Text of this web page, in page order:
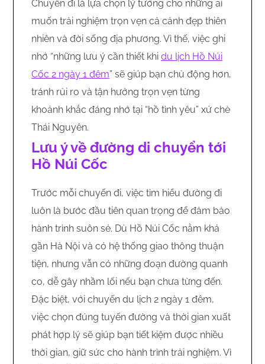
Chuyến đi là lựa chọn lý tưởng cho những ai
muốn trải nghiệm trọn vẹn cả cảnh đẹp thiên
nhiên và đời sống địa phương. Vì thế, việc ghi
nhớ “những lưu ý cần thiết khi du lịch Hồ Núi
Cốc 2 ngày 1 đêm” sẽ giúp bạn chủ động hơn,
tránh rủi ro và tận hưởng trọn vẹn từng
khoảnh khắc đáng nhớ tại “hồ tình yêu” xứ chè
Thái Nguyên.
Lưu ý về đường di chuyển tới
Hồ Núi Cốc
Trước mỗi chuyến đi, việc tìm hiểu đường đi
luôn là bước đầu tiên quan trọng để đảm bảo
hành trình suôn sẻ. Dù Hồ Núi Cốc nằm khá
gần Hà Nội và có hệ thống giao thông thuận
tiện, nhưng vẫn có những đoạn đường quanh
co, dễ gây nhầm lối nếu bạn chưa từng đến.
Đặc biệt, với chuyến du lịch 2 ngày 1 đêm,
việc chọn đúng tuyến đường và thời gian xuất
phát hợp lý sẽ giúp bạn tiết kiệm được nhiều
thời gian, giữ sức cho hành trình trải nghiệm. Vì